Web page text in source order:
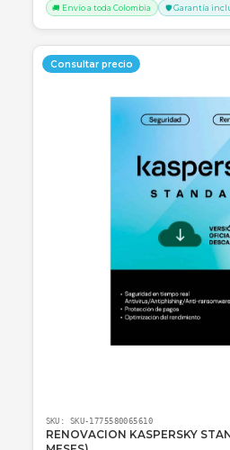
🚚 Envío a toda Colombia 🛡️
Consultar precio
SKU-1774883283256
año.
Consulte disponibilidad y